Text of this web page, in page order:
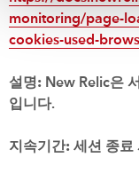
monitoring/page-
cookies-used-
설명: New Relic은
입니다.
지속기간: 세션 종료